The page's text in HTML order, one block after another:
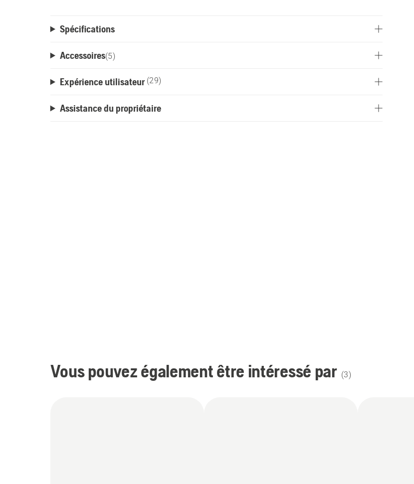
Spécifications
Accessoires(5)
Expérience utilisateur (29)
Assistance du propriétaire
Vous pouvez également être intéressé par (3)